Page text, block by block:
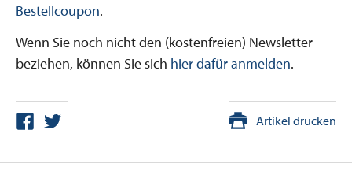
Bestellcoupon.
Wenn Sie noch nicht den (kostenfreien) Newsletter
beziehen, können Sie sich hier dafür anmelden.
Artikel drucken